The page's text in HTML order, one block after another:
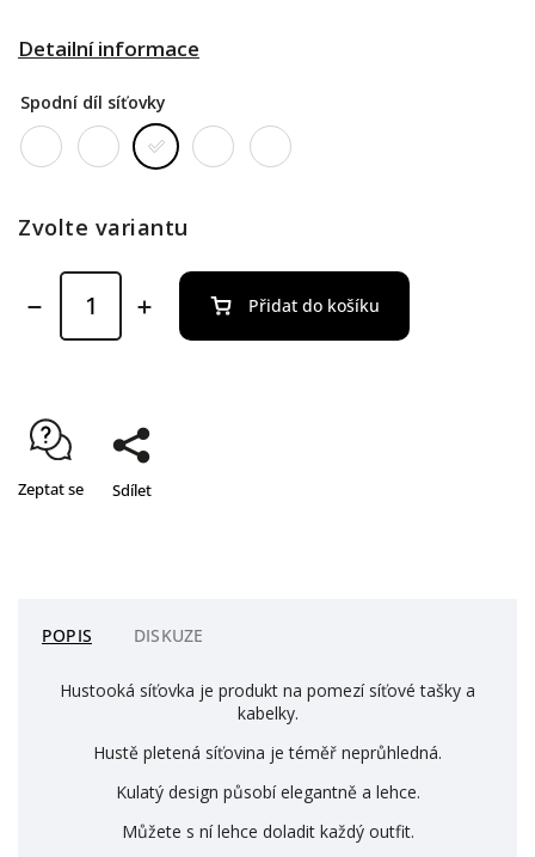
Detailní informace
Spodní díl síťovky
Zvolte variantu
Přidat do košíku
Zeptat se Sdílet
POPIS DISKUZE
Hustooká síťovka je produkt na pomezí síťové tašky a
kabelky.
Hustě pletená síťovina je téměř neprůhledná.
Kulatý design působí elegantně a lehce.
Můžete s ní lehce doladit každý outfit.